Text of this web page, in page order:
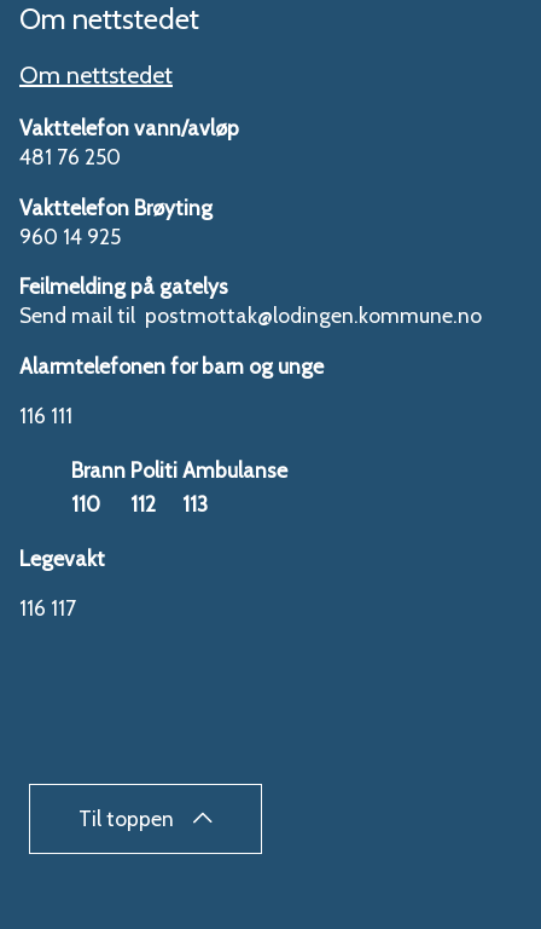
Om nettstedet
Om nettstedet
Vakttelefon vann/avløp
481 76 250
Vakttelefon Brøyting
960 14 925
Feilmelding på gatelys
Send mail til postmottak@lodingen.kommune.no
Alarmtelefonen for barn og unge
116 111
Brann PolitiAmbulanse
110
112 113
Legevakt
116 117
Til toppen